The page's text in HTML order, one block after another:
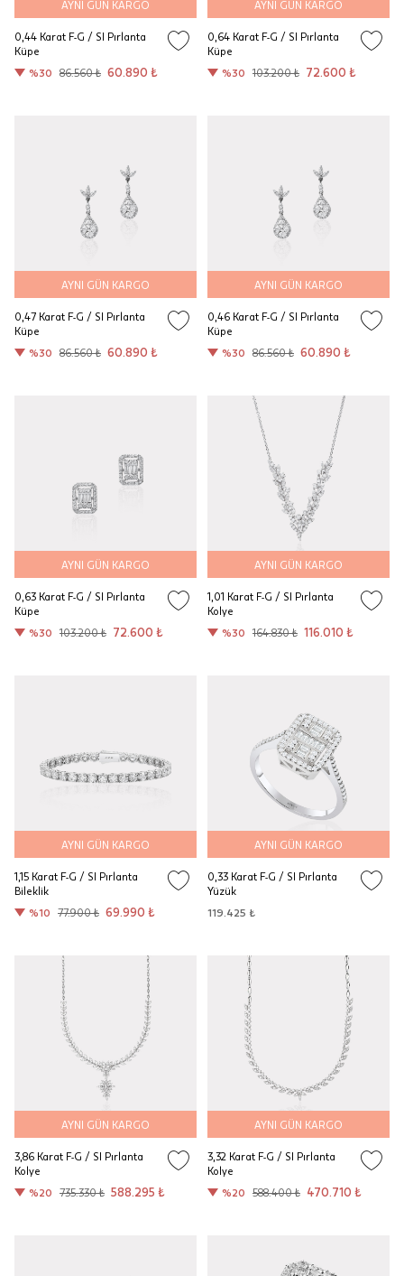
AYNI GÜN KARGO
0,44 Karat F-G / SI Pırlanta
Küpe
%30
86.560 ₺ 60.890 ₺
AYNI GÜN KARGO
0,64 Karat F-G / SI Pırlanta
Küpe
%30
103.200 ₺ 72.600 ₺
AYNI GÜN KARGO
0,47 Karat F-G / SI Pırlanta
Küpe
%30
86.560 ₺ 60.890 ₺
AYNI GÜN KARGO
0,46 Karat F-G / SI Pırlanta
Küpe
%30
86.560 ₺ 60.890 ₺
AYNI GÜN KARGO
0,63 Karat F-G / SI Pırlanta
Küpe
%30
103.200 ₺ 72.600 ₺
AYNI GÜN KARGO
1,01 Karat F-G / SI Pırlanta
Kolye
%30
164.830 ₺ 116.010 ₺
AYNI GÜN KARGO
1,15 Karat F-G / SI Pırlanta
Bileklik
%10
77.900 ₺ 69.990 ₺
AYNI GÜN KARGO
0,33 Karat F-G / SI Pırlanta
Yüzük
119.425 ₺
AYNI GÜN KARGO
3,86 Karat F-G / SI Pırlanta
Kolye
%20
735.330 ₺ 588.295 ₺
AYNI GÜN KARGO
3,32 Karat F-G / SI Pırlanta
Kolye
%20
588.400 ₺ 470.710 ₺